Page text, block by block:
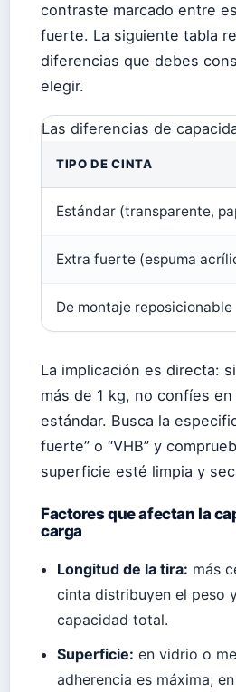
contraste marcado entre
fuerte. La siguiente tabla
diferencias que debes
elegir.
Las diferencias de
TIPO DE CINTA
Estándar (transparente,
Extra fuerte (espuma
De montaje reposicionable
La implicación es directa:
más de 1 kg, no confíes en
estándar. Busca la
fuerte” o “VHB” y
superficie esté limpia y
Factores que afectan la
carga
Longitud de la tira: más
cinta distribuyen el peso
capacidad total.
Superficie: en vidrio o
adherencia es máxima;